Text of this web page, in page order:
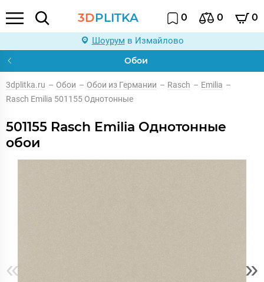
3DPLITKA 0 0 0
Шоурум в Измайлово
Обои
3dplitka.ru – Обои – Обои из Германии – Rasch – Emilia –
Rasch Emilia 501155 Однотонные
501155 Rasch Emilia Однотонные
обои
« »